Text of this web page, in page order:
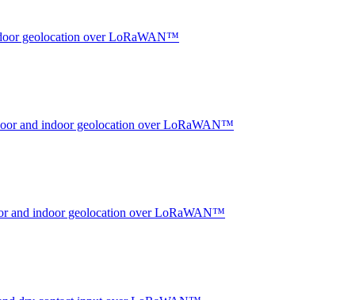
geolocation over LoRaWAN™
and indoor geolocation over LoRaWAN™
and indoor geolocation over LoRaWAN™